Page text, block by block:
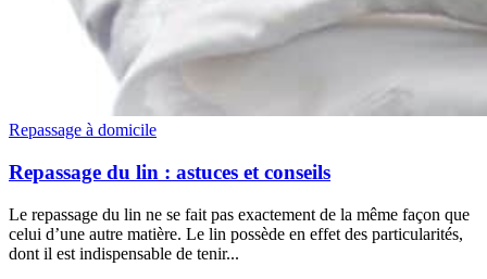
Repassage à domicile
Repassage du lin : astuces et conseils
Le repassage du lin ne se fait pas exactement de la même façon que
celui d’une autre matière. Le lin possède en effet des particularités,
dont il est indispensable de tenir...